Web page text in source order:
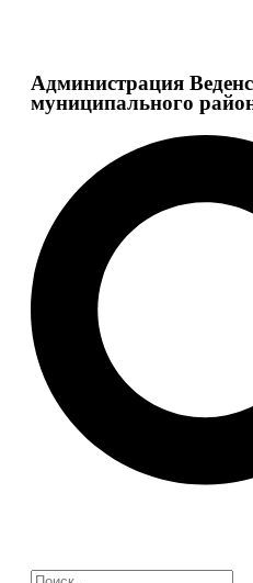
Администрация
муниципального